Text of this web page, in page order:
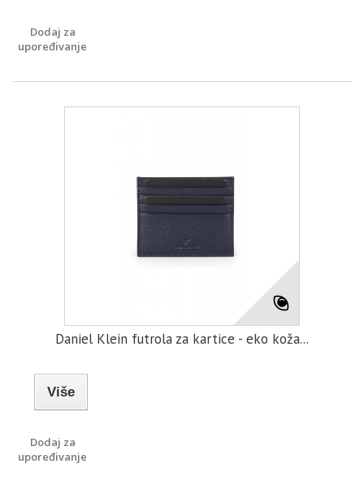
Dodaj za
upoređivanje
Daniel Klein futrola za kartice - eko koža...
Više
Dodaj za
upoređivanje